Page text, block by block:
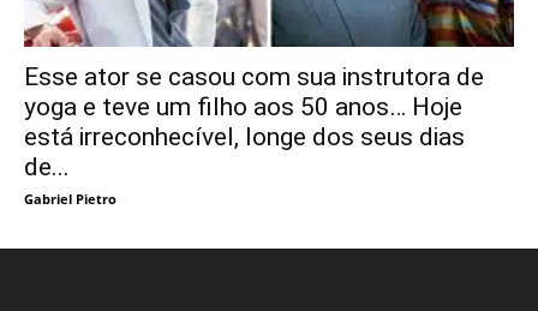
Esse ator se casou com sua instrutora de
yoga e teve um filho aos 50 anos… Hoje
está irreconhecível, longe dos seus dias
de...
Gabriel Pietro